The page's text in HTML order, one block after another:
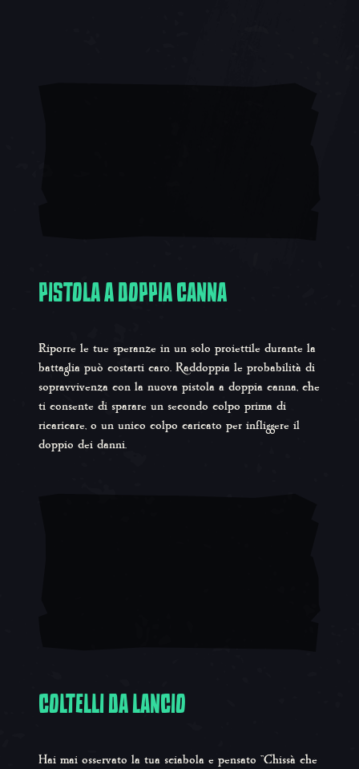
PISTOLA A DOPPIA CANNA
Riporre le tue speranze in un solo proiettile durante la
battaglia può costarti caro. Raddoppia le probabilità di
sopravvivenza con la nuova pistola a doppia canna, che
ti consente di sparare un secondo colpo prima di
ricaricare, o un unico colpo caricato per infliggere il
doppio dei danni.
COLTELLI DA LANCIO
Hai mai osservato la tua sciabola e pensato "Chissà che